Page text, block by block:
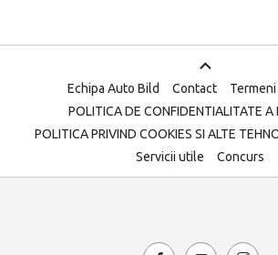
Echipa Auto Bild Contact
POLITICA DE CONFIDENTIALITATE A
POLITICA PRIVIND COOKIES SI ALTE
Servicii utile
Concurs